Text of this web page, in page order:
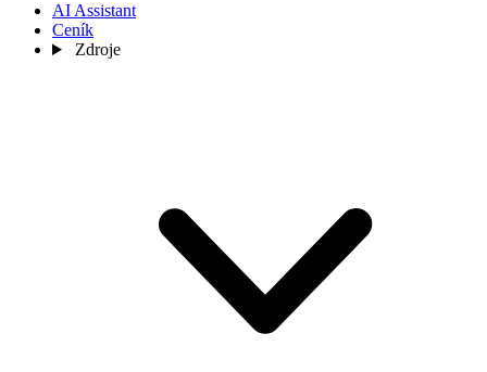
AI Assistant
Ceník
Zdroje